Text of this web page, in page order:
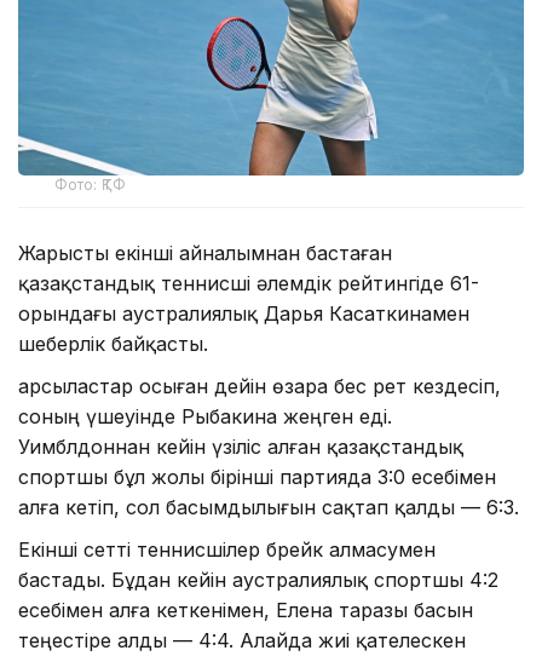
Фото: ҚТФ
Жарысты екінші айналымнан бастаған
қазақстандық теннисші әлемдік рейтингіде 61-
орындағы аустралиялық Дарья Касаткинамен
шеберлік байқасты.
Қарсыластар осыған дейін өзара бес рет кездесіп,
соның үшеуінде Рыбакина жеңген еді.
Уимблдоннан кейін үзіліс алған қазақстандық
спортшы бұл жолы бірінші партияда 3:0 есебімен
алға кетіп, сол басымдылығын сақтап қалды — 6:3.
Екінші сетті теннисшілер брейк алмасумен
бастады. Бұдан кейін аустралиялық спортшы 4:2
есебімен алға кеткенімен, Елена таразы басын
теңестіре алды — 4:4. Алайда жиі қателескен